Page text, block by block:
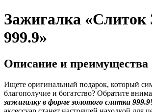
Зажигалка «Слиток
999.9»
Описание и преимущества
Ищете оригинальный подарок, который
благополучие и богатство? Обратите
зажигалку в форме золотого слитка 999.9